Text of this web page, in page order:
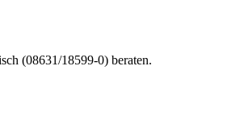
(08631/18599-0) beraten.